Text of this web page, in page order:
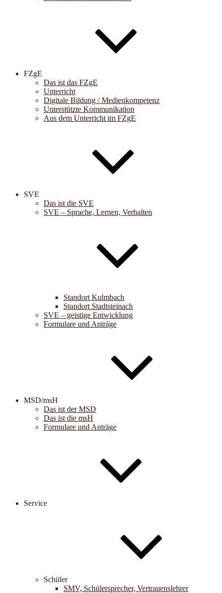
FZgE
Das ist das FZgE
Unterricht
Digitale Bildung / Medienkompetenz
Unterstützte Kommunikation
Aus dem Unterricht im FZgE
SVE
Das ist die SVE
SVE – Sprache, Lernen, Verhalten
Standort Kulmbach
Standort Stadtsteinach
SVE – geistige Entwicklung
Formulare und Anträge
MSD/msH
Das ist der MSD
Das ist die msH
Formulare und Anträge
Service
Schüler
SMV, Schülersprecher, Vertrauenslehrer